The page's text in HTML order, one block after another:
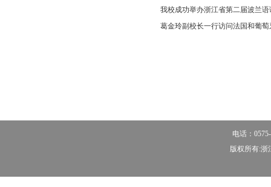
我校成功举办浙江省第二届波兰
葛金玲副校长一行访问法国和葡萄
电话：
版权所有:浙